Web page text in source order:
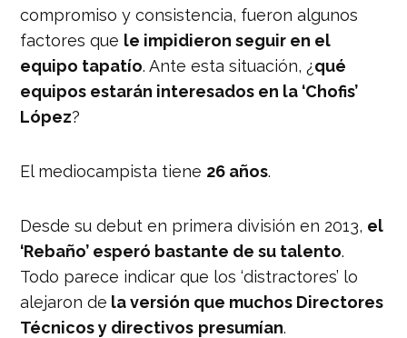
compromiso y consistencia, fueron algunos
factores que le impidieron seguir en el
equipo tapatío. Ante esta situación, ¿qué
equipos estarán interesados en la ‘Chofis’
López?
El mediocampista tiene 26 años.
Desde su debut en primera división en 2013, el
‘Rebaño’ esperó bastante de su talento.
Todo parece indicar que los ‘distractores’ lo
alejaron de la versión que muchos Directores
Técnicos y directivos presumían.